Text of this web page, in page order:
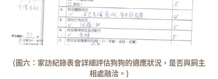
(圖六：家訪紀錄表會詳細評估狗狗的適應狀況，是否與飼主
相處融洽。)